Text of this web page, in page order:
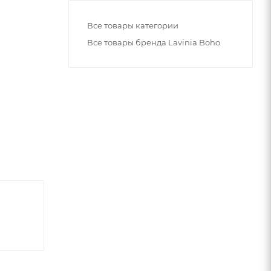
Все товары категории
Все товары бренда Lavinia Boho